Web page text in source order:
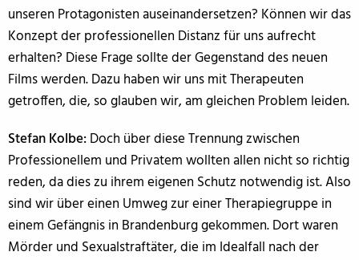
unseren Protagonisten auseinandersetzen? Können wir das
Konzept der professionellen Distanz für uns aufrecht
erhalten? Diese Frage sollte der Gegenstand des neuen
Films werden. Dazu haben wir uns mit Therapeuten
getroffen, die, so glauben wir, am gleichen Problem leiden.
Stefan Kolbe:Doch über diese Trennung zwischen
Professionellem und Privatem wollten allen nicht so richtig
reden, da dies zu ihrem eigenen Schutz notwendig ist. Also
sind wir über einen Umweg zur einer Therapiegruppe in
einem Gefängnis in Brandenburg gekommen. Dort waren
Mörder und Sexualstraftäter, die im Idealfall nach der